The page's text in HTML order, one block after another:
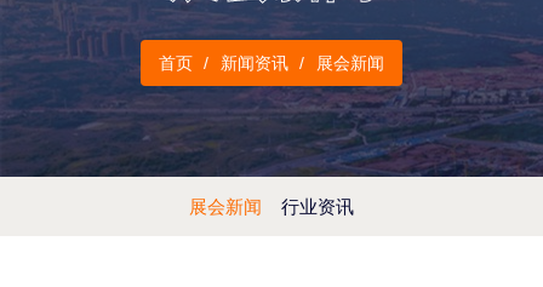
首页 新闻资讯 展会新闻
展会新闻 行业资讯